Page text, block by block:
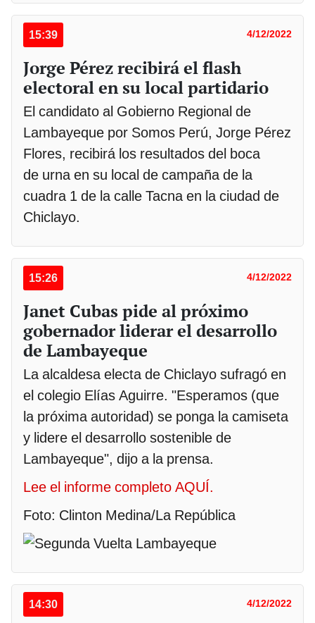
15:39 4/12/2022
Jorge Pérez recibirá el flash
electoral en su local partidario
El candidato al Gobierno Regional de
Lambayeque por Somos Perú, Jorge Pérez
Flores, recibirá los resultados del boca
de urna en su local de campaña de la
cuadra 1 de la calle Tacna en la ciudad de
Chiclayo.
15:26 4/12/2022
Janet Cubas pide al próximo
gobernador liderar el desarrollo
de Lambayeque
La alcaldesa electa de Chiclayo sufragó en
el colegio Elías Aguirre. "Esperamos (que
la próxima autoridad) se ponga la camiseta
y lidere el desarrollo sostenible de
Lambayeque", dijo a la prensa.
Lee el informe completo AQUÍ.
Foto: Clinton Medina/La República
14:30 4/12/2022